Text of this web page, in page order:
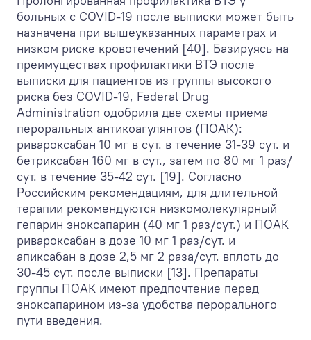
больных с COVID-19 после выписки может быть
назначена при вышеуказанных параметрах и
низком риске кровотечений [40]. Базируясь на
преимуществах профилактики ВТЭ после
выписки для пациентов из группы высокого
риска без COVID-19, Federal Drug
Administration одобрила две схемы приема
пероральных антикоагулянтов (ПОАК):
ривароксабан 10 мг в сут. в течение 31-39 сут. и
бетриксабан 160 мг в сут., затем по 80 мг 1 раз/
сут. в течение 35-42 сут. [19]. Согласно
Российским рекомендациям, для длительной
терапии рекомендуются низкомолекулярный
гепарин эноксапарин (40 мг 1 раз/сут.) и ПОАК
ривароксабан в дозе 10 мг 1 раз/сут. и
апиксабан в дозе 2,5 мг 2 раза/сут. вплоть до
30-45 сут. после выписки [13]. Препараты
группы ПОАК имеют предпочтение перед
эноксапарином из-за удобства перорального
пути введения.